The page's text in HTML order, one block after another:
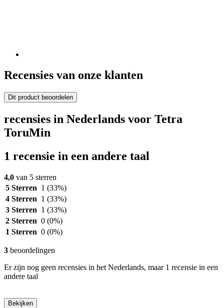
Recensies van onze klanten
Dit product beoordelen
recensies in Nederlands voor Tetra
ToruMin
1 recensie in een andere taal
4,0 van 5 sterren
5 Sterren 1 (33%)
4 Sterren 1 (33%)
3 Sterren 1 (33%)
2 Sterren 0 (0%)
1 Sterren 0 (0%)
3 beoordelingen
Er zijn nog geen recensies in het Nederlands, maar 1 recensie in een
andere taal
Bekijken